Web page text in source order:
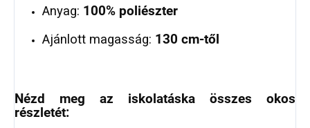
Anyag: 100% poliészter
Ajánlott magasság: 130 cm‑től
Nézd meg az iskolatáska összes okos
részletét: